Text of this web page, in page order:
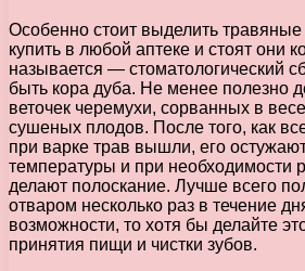
Особенно стоит выделить
купить в любой аптеке и стоят они
называется — стоматологический
быть кора дуба. Не менее полезно
веточек черемухи, сорванных в
сушеных плодов. После того, как
при варке трав вышли, его
температуры и при необходимости
делают полоскание. Лучше всего
отваром несколько раз в течение
возможности, то хотя бы делайте
принятия пищи и чистки зубов.